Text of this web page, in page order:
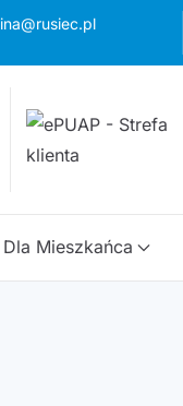
Dla Mieszkańca